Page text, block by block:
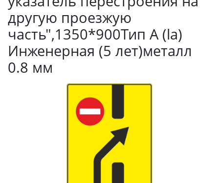
дpугую пpoeзжую
чacть",1350*900Тип А (la)
Инженерная (5 лет)металл
0.8 мм